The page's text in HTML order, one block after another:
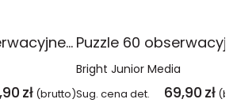
Puzzle 100 obserwacyjne Mapa Polski CzuCzu
zł (brutto)
Bright Junior Media
Sug. cena det. 69,90 zł